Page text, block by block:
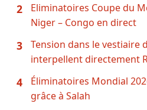
2
Eliminatoires Coupe du
Niger – Congo en direct
3
Tension dans le vestiaire
interpellent directement
4
Éliminatoires Mondial
grâce à Salah